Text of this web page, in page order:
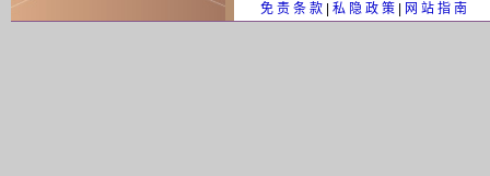
免 责 条 款 私 隐 政 策 网 站 指 南